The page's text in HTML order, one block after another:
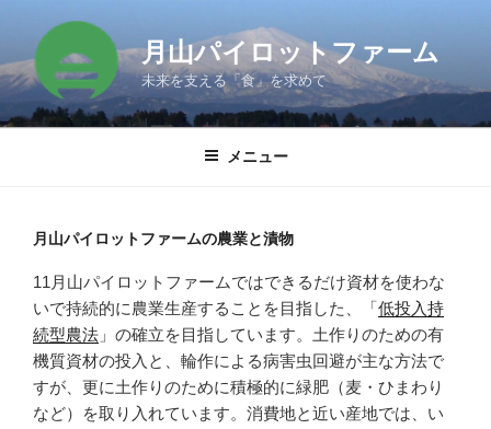
テ
ン
ツ
月山パイロットファーム
未来を支える「食」を求めて
メニュー
月山パイロットファームの農業と漬物
11月山パイロットファームではできるだけ資材を使わな
いで持続的に農業生産することを目指した、「低投入持
続型農法 」の確立を目指しています。土作りのための有
機質資材の投入と、輪作による病害虫回避が主な方法で
すが、更に土作りのために積極的に緑肥（麦・ひまわり
など）を取り入れています。消費地と近い産地では、い